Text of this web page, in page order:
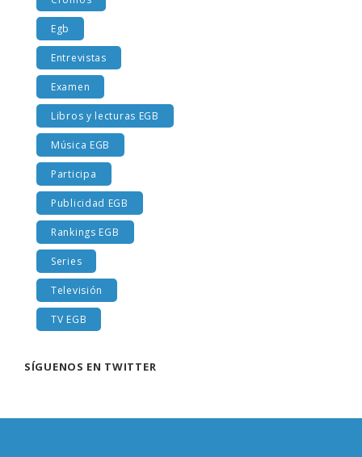
Cromos
Egb
Entrevistas
Examen
Libros y lecturas EGB
Música EGB
Participa
Publicidad EGB
Rankings EGB
Series
Televisión
TV EGB
SÍGUENOS EN TWITTER